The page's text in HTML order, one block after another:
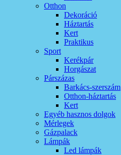
Otthon
Dekoráció
Háztartás
Kert
Praktikus
Sport
Kerékpár
Horgászat
Párszázas
Barkács-szerszám
Otthon-háztartás
Kert
Egyéb hasznos dolgok
Mérlegek
Gázpalack
Lámpák
Led lámpák